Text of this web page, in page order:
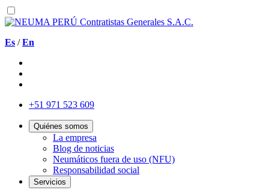
Es /En
+51 971 523 609
Quiénes somos
La empresa
Blog de noticias
Neumáticos fuera de uso (NFU)
Responsabilidad social
Servicios